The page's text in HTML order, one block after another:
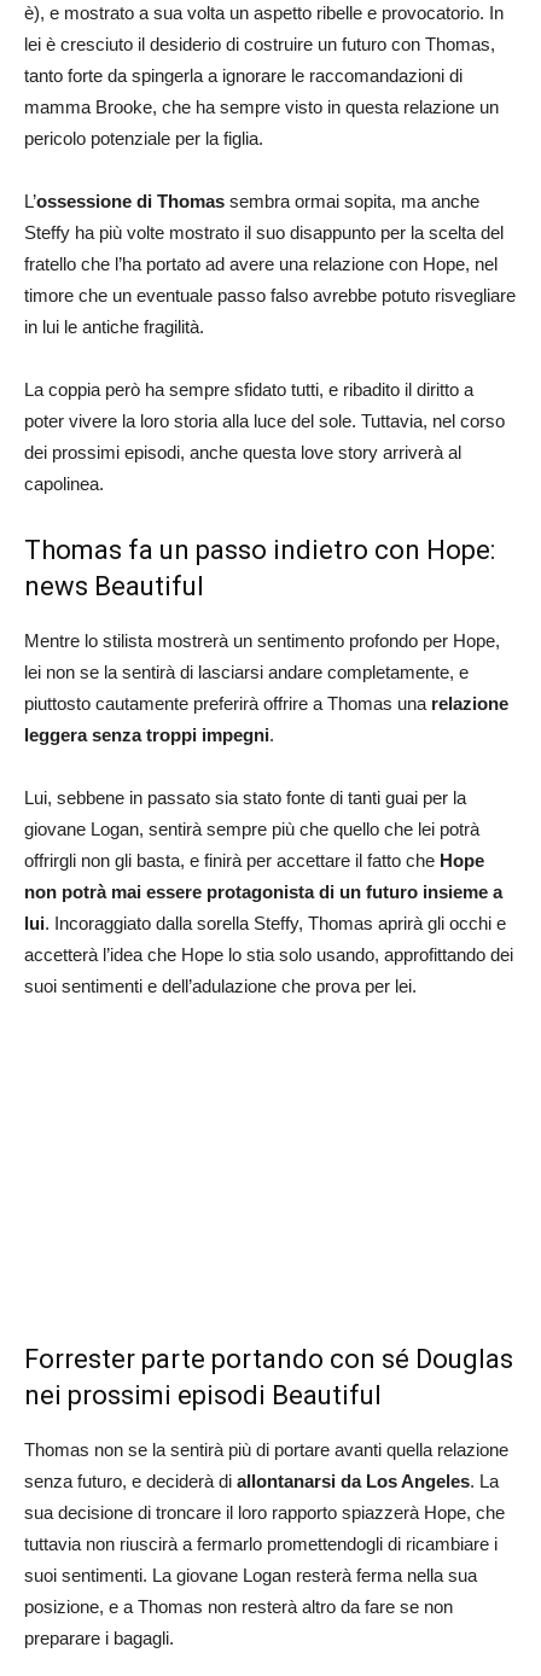
è), e mostrato a sua volta un aspetto ribelle e provocatorio. In
lei è cresciuto il desiderio di costruire un futuro con Thomas,
tanto forte da spingerla a ignorare le raccomandazioni di
mamma Brooke, che ha sempre visto in questa relazione un
pericolo potenziale per la figlia.
L’ossessione di Thomas sembra ormai sopita, ma anche
Steffy ha più volte mostrato il suo disappunto per la scelta del
fratello che l’ha portato ad avere una relazione con Hope, nel
timore che un eventuale passo falso avrebbe potuto risvegliare
in lui le antiche fragilità.
La coppia però ha sempre sfidato tutti, e ribadito il diritto a
poter vivere la loro storia alla luce del sole. Tuttavia, nel corso
dei prossimi episodi, anche questa love story arriverà al
capolinea.
Thomas fa un passo indietro con Hope:
news Beautiful
Mentre lo stilista mostrerà un sentimento profondo per Hope,
lei non se la sentirà di lasciarsi andare completamente, e
piuttosto cautamente preferirà offrire a Thomas una relazione
leggera senza troppi impegni.
Lui, sebbene in passato sia stato fonte di tanti guai per la
giovane Logan, sentirà sempre più che quello che lei potrà
offrirgli non gli basta, e finirà per accettare il fatto che Hope
non potrà mai essere protagonista di un futuro insieme a
lui. Incoraggiato dalla sorella Steffy, Thomas aprirà gli occhi e
accetterà l’idea che Hope lo stia solo usando, approfittando dei
suoi sentimenti e dell’adulazione che prova per lei.
Forrester parte portando con sé Douglas
nei prossimi episodi Beautiful
Thomas non se la sentirà più di portare avanti quella relazione
senza futuro, e deciderà di allontanarsi da Los Angeles. La
sua decisione di troncare il loro rapporto spiazzerà Hope, che
tuttavia non riuscirà a fermarlo promettendogli di ricambiare i
suoi sentimenti. La giovane Logan resterà ferma nella sua
posizione, e a Thomas non resterà altro da fare se non
preparare i bagagli.